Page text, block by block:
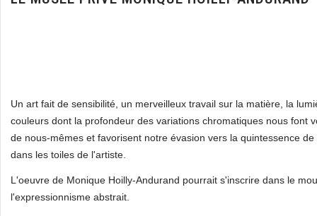
Un art fait de sensibilité, un merveilleux travail sur la matière, la
couleurs dont la profondeur des variations chromatiques nous font
de nous-mêmes et favorisent notre évasion vers la quintessence
dans les toiles de l'artiste.
L'oeuvre de Monique Hoilly-Andurand pourrait s'inscrire dans le
l'expressionnisme abstrait.